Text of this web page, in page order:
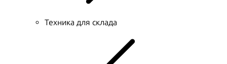
Техника для склада